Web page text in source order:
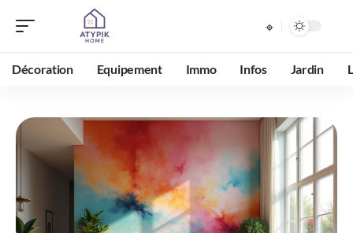
Décoration Equipement Immo Infos Jardin